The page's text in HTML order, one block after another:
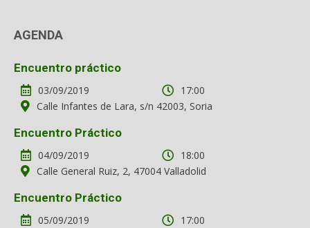
AGENDA
Encuentro práctico
03/09/2019
17:00
Calle Infantes de Lara, s/n 42003, Soria
Encuentro Práctico
04/09/2019
18:00
Calle General Ruiz, 2, 47004 Valladolid
Encuentro Práctico
05/09/2019
17:00